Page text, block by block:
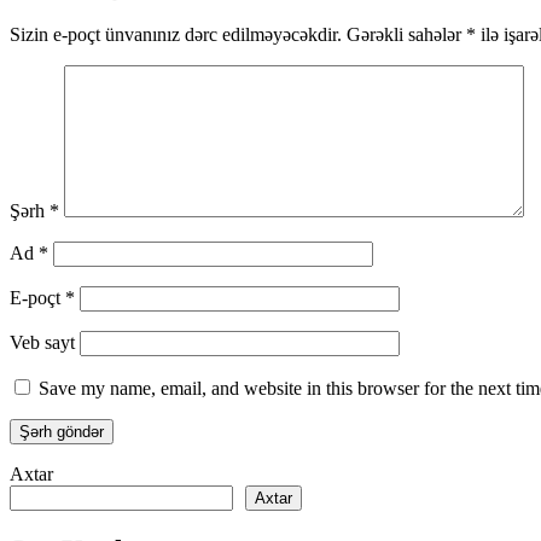
Sizin e-poçt ünvanınız dərc edilməyəcəkdir. Gərəkli sahələr * ilə
Şərh *
Ad *
E-poçt *
Veb sayt
Save my name, email, and website in this browser for the next
Axtar
Axtar